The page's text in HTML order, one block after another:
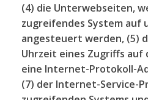
(4) die Unterwebseiten,
zugreifendes System
angesteuert werden, (5)
Uhrzeit eines Zugriffs
eine Internet-Protokoll-
(7) der Internet-Service-